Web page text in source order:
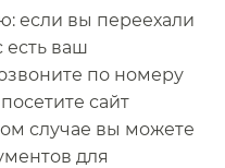
если вы переехали
есть ваш
по номеру
сайт
случае вы можете
для